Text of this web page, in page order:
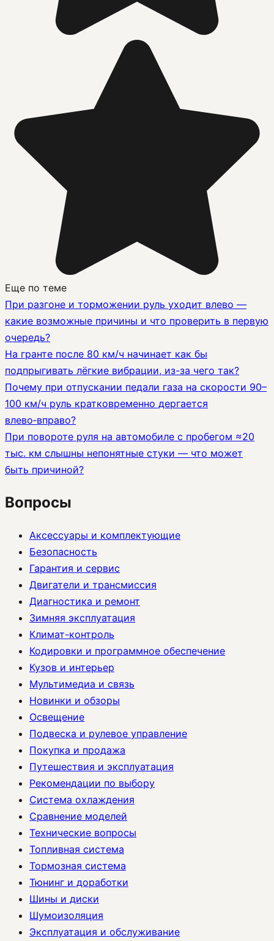
Еще по теме
При разгоне и торможении руль уходит влево —
какие возможные причины и что проверить в первую
очередь?
На гранте после 80 км/ч начинает как бы
подпрыгивать лёгкие вибрации, из-за чего так?
Почему при отпускании педали газа на скорости 90–
100 км/ч руль кратковременно дергается
влево‑вправо?
При повороте руля на автомобиле с пробегом ≈20
тыс. км слышны непонятные стуки — что может
быть причиной?
Вопросы
Аксессуары и комплектующие
Безопасность
Гарантия и сервис
Двигатели и трансмиссия
Диагностика и ремонт
Зимняя эксплуатация
Климат-контроль
Кодировки и программное обеспечение
Кузов и интерьер
Мультимедиа и связь
Новинки и обзоры
Освещение
Подвеска и рулевое управление
Покупка и продажа
Путешествия и эксплуатация
Рекомендации по выбору
Система охлаждения
Сравнение моделей
Технические вопросы
Топливная система
Тормозная система
Тюнинг и доработки
Шины и диски
Шумоизоляция
Эксплуатация и обслуживание